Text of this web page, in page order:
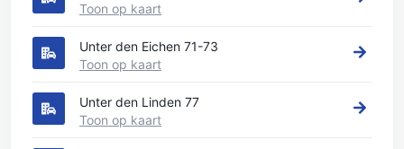
Toon op kaart
Unter den Eichen 71-73
Toon op kaart
Unter den Linden 77
Toon op kaart